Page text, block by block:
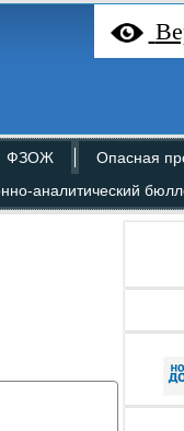
ФЗОЖ
Опасная
аналитический